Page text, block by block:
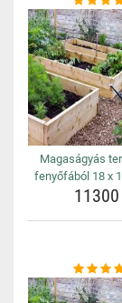
Magaságyás
fenyőfából 18 x